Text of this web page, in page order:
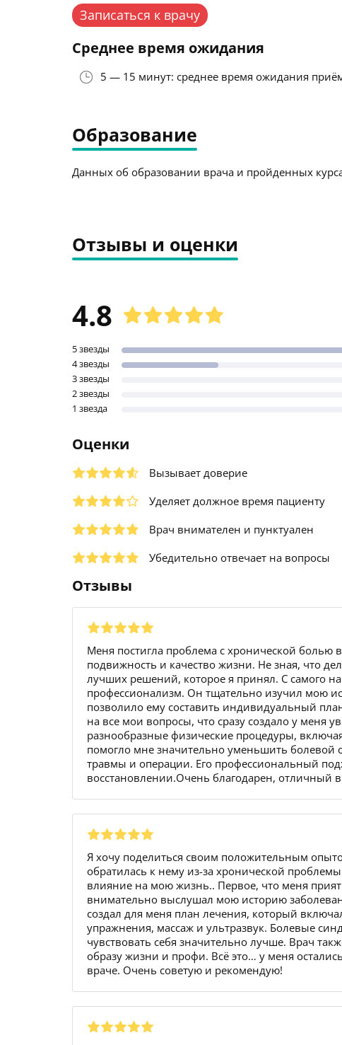
Записаться к врачу
Среднее время ожидания
5 — 15 минут: среднее время ожидания
Образование
Данных об образовании врача и пройденных
Отзывы и оценки
4.8
5 звезды
4 звезды
3 звезды
2 звезды
1 звезда
Оценки
Вызывает доверие
Уделяет должное время пациенту
Врач внимателен и пунктуален
Убедительно отвечает на вопросы
Отзывы
Меня постигла проблема с хронической болью
подвижность и качество жизни. Не зная, что
лучших решений, которое я принял. С самого
профессионализм. Он тщательно изучил мою
позволило ему составить индивидуальный
на все мои вопросы, что сразу создало у меня
разнообразные физические процедуры,
помогло мне значительно уменьшить болевой
травмы и операции. Его профессиональный
восстановлении.Очень благодарен, отличный
Я хочу поделиться своим положительным
обратилась к нему из-за хронической
влияние на мою жизнь.. Первое, что меня
внимательно выслушал мою историю
создал для меня план лечения, который
упражнения, массаж и ультразвук. Болевые
чувствовать себя значительно лучше. Врач
образу жизни и профи. Всё это… у меня
враче. Очень советую и рекомендую!